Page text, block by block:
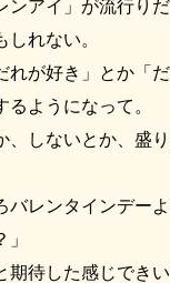
アイ」が流行り
れない。
が好き」とか「
ようになって。
しないとか、盛り
バレンタインデー
待した感じできい